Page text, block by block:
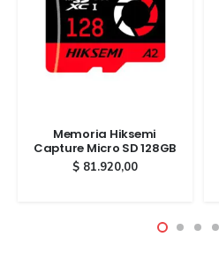
Memoria Hiksemi
Capture Micro SD 128GB
$81.920,00